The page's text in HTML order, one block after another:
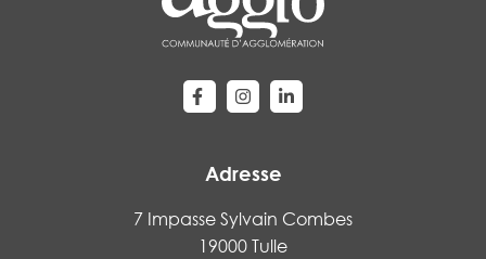
Lien vers le compte Facebook
Lien vers le compte Instagram
Lien vers le compte
Adresse
7 Impasse Sylvain Combes
19000 Tulle